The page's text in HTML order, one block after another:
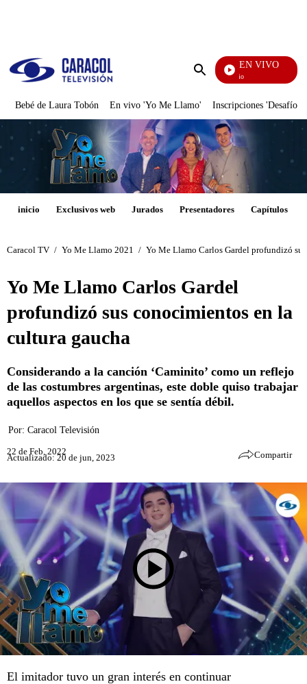
Enviar
EN VIVO
Bebé de Laura Tobón En vivo 'Yo Me Llamo' Inscripciones 'Desafío'
inicio Exclusivos web Jurados Presentadores Capítulos
Caracol TV / Yo Me Llamo 2021 / Yo Me Llamo Carlos Gardel profundizó
Yo Me Llamo Carlos Gardel
profundizó sus conocimientos en la
cultura gaucha
Considerando a la canción ‘Caminito’ como un reflejo
de las costumbres argentinas, este doble quiso trabajar
aquellos aspectos en los que se sentía débil.
Por: Caracol Televisión
22 de Feb, 2022
Actualizado: 20 de jun, 2023 Compartir
El imitador tuvo un gran interés en continuar